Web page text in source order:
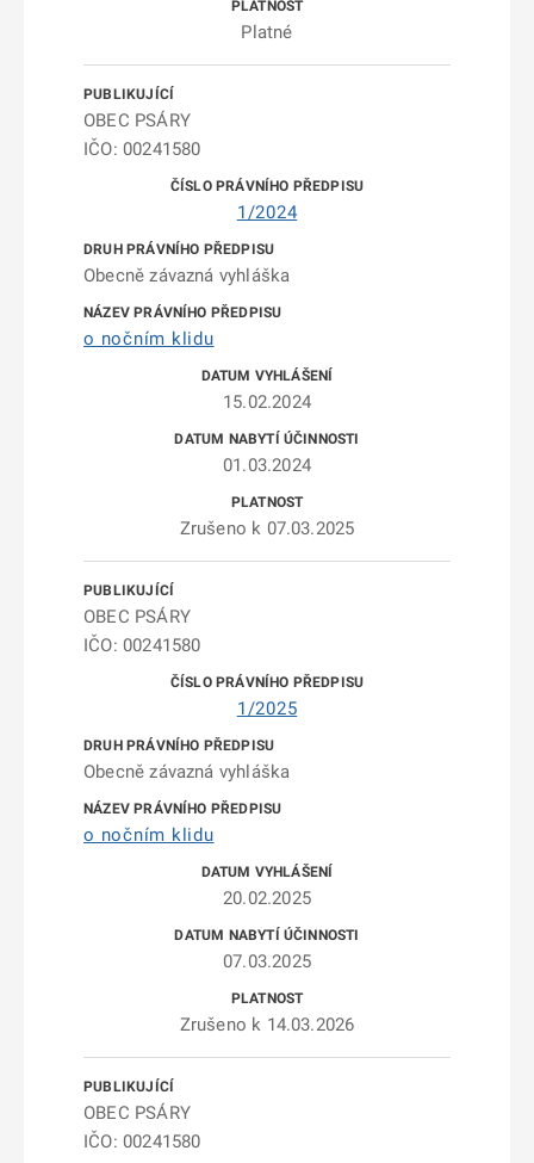
Platné
OBEC PSÁRY
IČO: 00241580
1/2024
Obecně závazná vyhláška
o nočním klidu
15.02.2024
01.03.2024
Zrušeno k 07.03.2025
OBEC PSÁRY
IČO: 00241580
1/2025
Obecně závazná vyhláška
o nočním klidu
20.02.2025
07.03.2025
Zrušeno k 14.03.2026
OBEC PSÁRY
IČO: 00241580